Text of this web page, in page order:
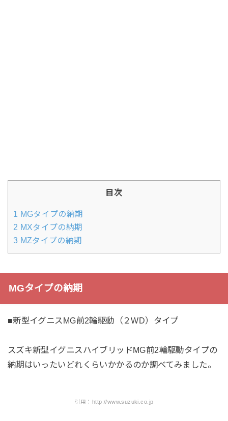
目次
1 MGタイプの納期
2 MXタイプの納期
3 MZタイプの納期
MGタイプの納期
■新型イグニスMG前2輪駆動（２WD）タイプ
スズキ新型イグニスハイブリッドMG前2輪駆動タイプの
納期はいったいどれくらいかかるのか調べてみました。
引用：http://www.suzuki.co.jp